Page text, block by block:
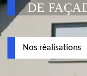
DE
Nos réalisations